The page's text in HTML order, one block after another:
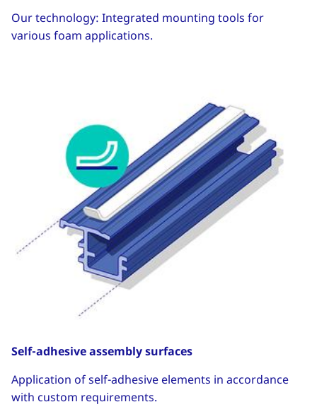
Our technology: Integrated mounting tools for
various foam applications.
Self-adhesive assembly surfaces
Application of self-adhesive elements in accordance
with custom requirements.